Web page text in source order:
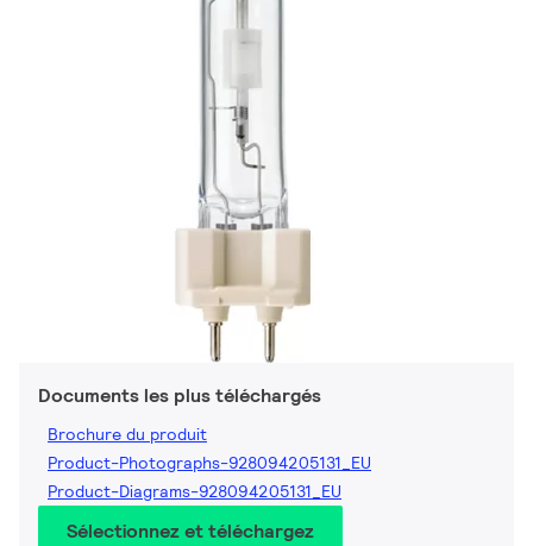
Documents les plus téléchargés
Brochure du produit
Product-Photographs-928094205131_EU
Product-Diagrams-928094205131_EU
Sélectionnez et téléchargez